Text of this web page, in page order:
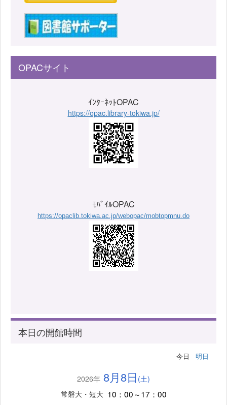
OPACサイト
ｲﾝﾀｰﾈｯﾄOPAC
https://opac.library-tokiwa.jp/
ﾓﾊﾞｲﾙOPAC
https://opaclib.tokiwa.ac.jp/webopac/mobtopmnu.do
本日の開館時間
今日 明日
2026年 8月8日 (土)
常磐大・短大 10：00～17：00